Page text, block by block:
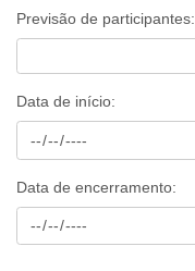
Previsão de participantes:
Data de início:
Data de encerramento: